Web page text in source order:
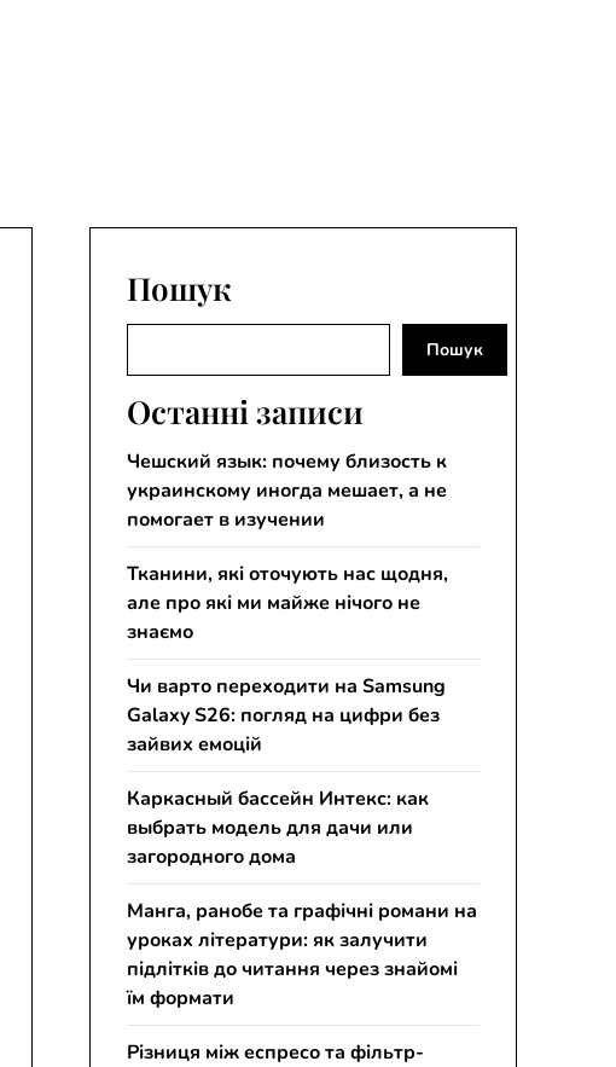
Пошук
Пошук
Останні записи
Чешский язык: почему близость к
украинскому иногда мешает, а не
помогает в изучении
Тканини, які оточують нас щодня,
але про які ми майже нічого не
знаємо
Чи варто переходити на Samsung
Galaxy S26: погляд на цифри без
зайвих емоцій
Каркасный бассейн Интекс: как
выбрать модель для дачи или
загородного дома
Манга, ранобе та графічні романи на
уроках літератури: як залучити
підлітків до читання через знайомі
їм формати
Різниця між еспресо та фільтр-